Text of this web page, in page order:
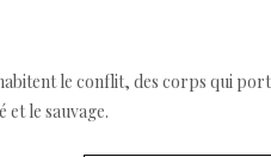
le conflit, des corps qui
et le sauvage.